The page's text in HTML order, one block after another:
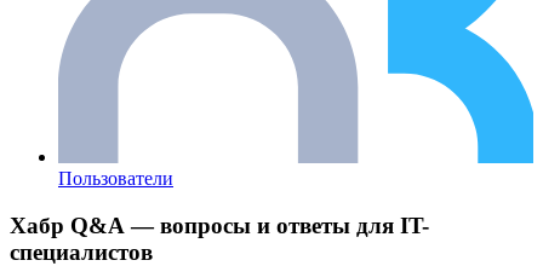
Пользователи
Хабр Q&A — вопросы и ответы для IT-
специалистов